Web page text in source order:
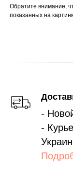
Обратите внимание,
показанных на
-
-